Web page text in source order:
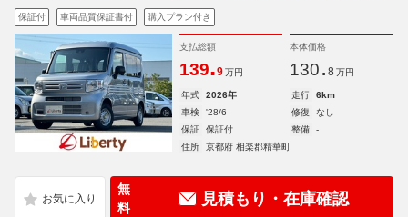
保証付 車両品質保証書付 購入プラン付き
支払総額
139.9 万円
本体価格
130. 8 万円
年式 2026年 走行
6km
車検
'28/6 修復
なし
保証
保証付 整備
-
住所
京都府 相楽郡精華町
無
料
見積もり・在庫確認